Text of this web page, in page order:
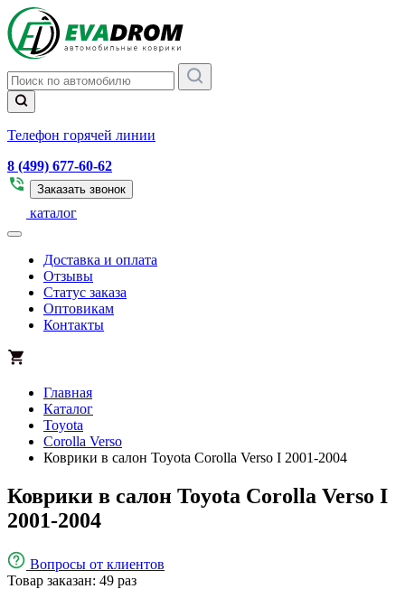
Телефон горячей линии
8 (499) 677-60-62
Заказать звонок
каталог
Доставка и оплата
Отзывы
Статус заказа
Оптовикам
Контакты
Главная
Каталог
Toyota
Corolla Verso
Коврики в салон Toyota Corolla Verso I 2001-2004
Коврики в салон Toyota Corolla Verso I
2001-2004
Вопросы от клиентов
Товар заказан: 49 раз